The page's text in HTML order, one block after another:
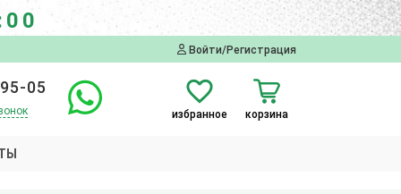
Войти/Регистрация
05
избранное корзина